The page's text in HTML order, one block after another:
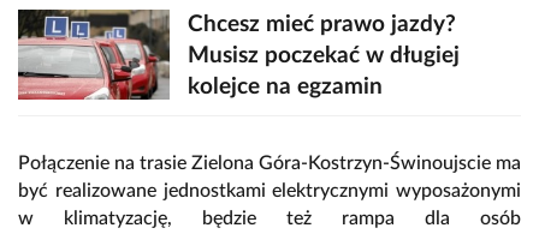
Chcesz mieć prawo jazdy?
Musisz poczekać w długiej
kolejce na egzamin
Połączenie na trasie Zielona Góra-Kostrzyn-Świnoujscie ma
być realizowane jednostkami elektrycznymi wyposażonymi
w klimatyzację, będzie też rampa dla osób